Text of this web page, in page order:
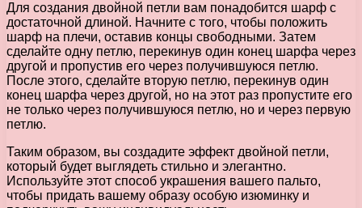
Для создания двойной петли вам понадобится шарф с
достаточной длиной. Начните с того, чтобы положить
шарф на плечи, оставив концы свободными. Затем
сделайте одну петлю, перекинув один конец шарфа через
другой и пропустив его через получившуюся петлю.
После этого, сделайте вторую петлю, перекинув один
конец шарфа через другой, но на этот раз пропустите его
не только через получившуюся петлю, но и через первую
петлю.
Таким образом, вы создадите эффект двойной петли,
который будет выглядеть стильно и элегантно.
Используйте этот способ украшения вашего пальто,
чтобы придать вашему образу особую изюминку и